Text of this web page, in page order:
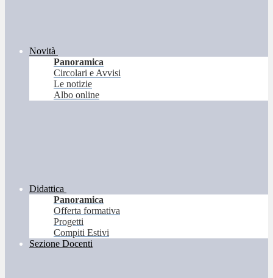
Novità
Panoramica
Circolari e Avvisi
Le notizie
Albo online
Didattica
Panoramica
Offerta formativa
Progetti
Compiti Estivi
Sezione Docenti